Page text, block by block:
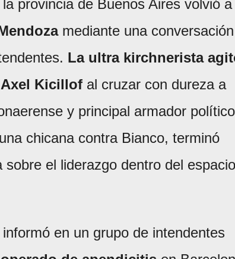
provincia de Buenos Aires volvió a
mediante una conversación
La ultra kirchnerista
Axel Kicillof al cruzar con dureza a
y principal armador político
chicana contra Bianco, terminó
el liderazgo dentro del espacio
en un grupo de intendentes